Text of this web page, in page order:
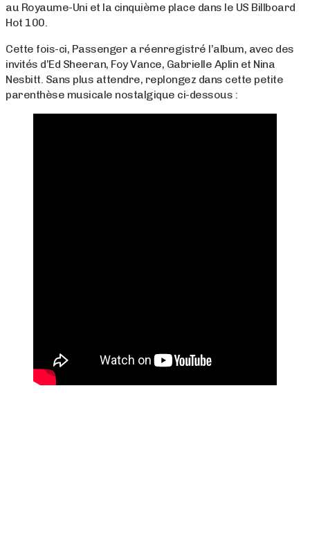
au Royaume-Uni et la cinquième place dans le US Billboard
Hot 100.
Cette fois-ci, Passenger a réenregistré l’album, avec des
invités d’Ed Sheeran, Foy Vance, Gabrielle Aplin et Nina
Nesbitt. Sans plus attendre, replongez dans cette petite
parenthèse musicale nostalgique ci-dessous :